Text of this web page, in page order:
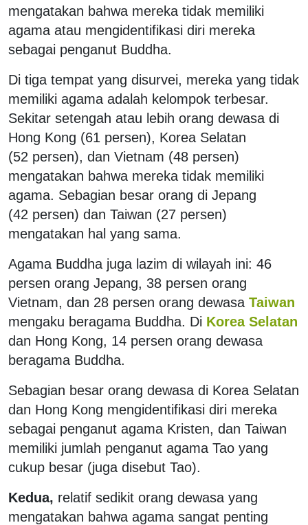
mengatakan bahwa mereka tidak memiliki
agama atau mengidentifikasi diri mereka
sebagai penganut Buddha.
Di tiga tempat yang disurvei, mereka yang tidak
memiliki agama adalah kelompok terbesar.
Sekitar setengah atau lebih orang dewasa di
Hong Kong (61 persen), Korea Selatan
(52 persen), dan Vietnam (48 persen)
mengatakan bahwa mereka tidak memiliki
agama. Sebagian besar orang di Jepang
(42 persen) dan Taiwan (27 persen)
mengatakan hal yang sama.
Agama Buddha juga lazim di wilayah ini: 46
persen orang Jepang, 38 persen orang
Vietnam, dan 28 persen orang dewasa Taiwan
mengaku beragama Buddha. Di Korea Selatan
dan Hong Kong, 14 persen orang dewasa
beragama Buddha.
Sebagian besar orang dewasa di Korea Selatan
dan Hong Kong mengidentifikasi diri mereka
sebagai penganut agama Kristen, dan Taiwan
memiliki jumlah penganut agama Tao yang
cukup besar (juga disebut Tao).
Kedua, relatif sedikit orang dewasa yang
mengatakan bahwa agama sangat penting